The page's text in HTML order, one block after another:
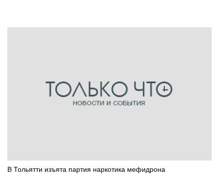
В Тольятти изъята партия наркотика мефидрона